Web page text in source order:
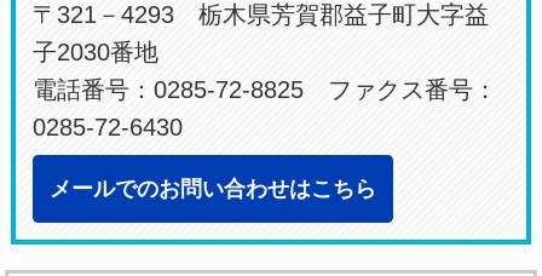
〒321－4293 栃木県芳賀郡益子町大字益
子2030番地
電話番号：0285-72-8825 ファクス番号：
0285-72-6430
メールでのお問い合わせはこちら